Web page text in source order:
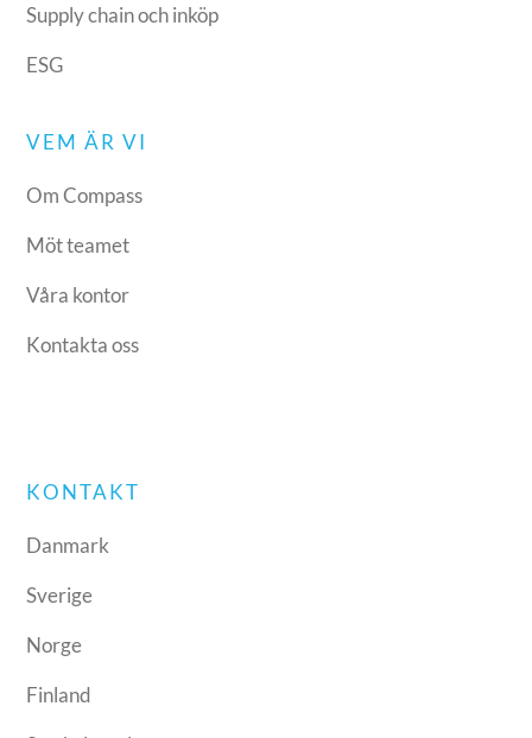
Supply chain och inköp
ESG
VEM ÄR VI
Om Compass
Möt teamet
Våra kontor
Kontakta oss
KONTAKT
Danmark
Sverige
Norge
Finland